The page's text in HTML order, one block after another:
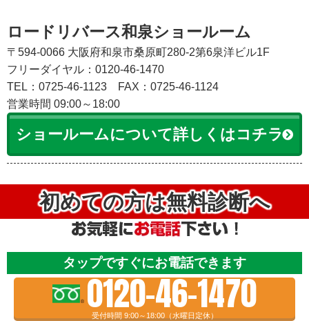
ロードリバース和泉ショールーム
〒594-0066 大阪府和泉市桑原町280-2第6泉洋ビル1F
フリーダイヤル：0120-46-1470
TEL：0725-46-1123
FAX：0725-46-1124
営業時間 09:00～18:00
ショールームについて詳しくはコチラ
初めての方は無料診断へ
タップですぐにお電話できます
0120-46-1470
受付時間 9:00～18:00（水曜日定休）